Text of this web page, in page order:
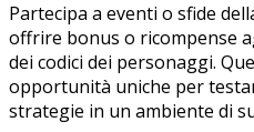
Partecipa a eventi o sfide
offrire bonus o ricompense
dei codici dei personaggi.
opportunità uniche per
strategie in un ambiente di